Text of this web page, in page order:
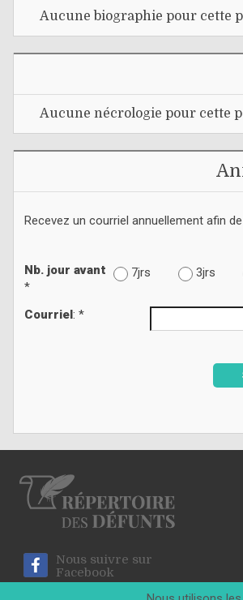
Aucune biographie pour cette
Aucune nécrologie pour cette
Recevez un courriel annuellement afin
Nb. jour avant
*
7jrs 3jrs
Courriel: *
Nous suivre sur
Facebook